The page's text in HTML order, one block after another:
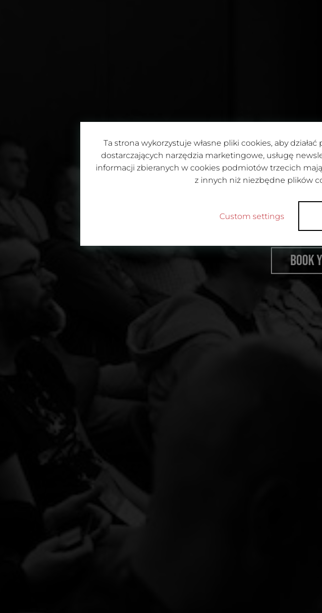
4-5
Book
Ta strona wykorzystuje własne pliki cookies, aby
dostarczających narzędzia marketingowe, usługę
informacji zbieranych w cookies podmiotów trzecich
z innych niż niezbędne plików
Custom settings